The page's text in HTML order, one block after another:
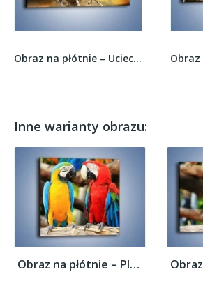
Obraz na płótnie – Ucieczka konna –...
Inne warianty obrazu:
Obraz na płótnie – Ploty papuzie –...